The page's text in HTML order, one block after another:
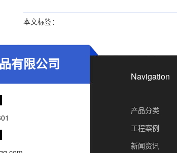
本文标签：
有限公司
Navigation
产品分类
工程案例
新闻资讯